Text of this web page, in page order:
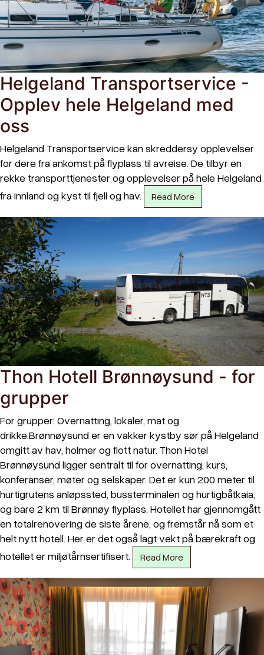
Helgeland Transportservice -
Opplev hele Helgeland med
oss
Helgeland Transportservice kan skreddersy opplevelser
for dere fra ankomst på flyplass til avreise. De tilbyr en
rekke transporttjenester og opplevelser på hele Helgeland
fra innland og kyst til fjell og hav.
Read More
Thon Hotell Brønnøysund - for
grupper
For grupper: Overnatting, lokaler, mat og
drikke.Brønnøysund er en vakker kystby sør på Helgeland
omgitt av hav, holmer og flott natur. Thon Hotel
Brønnøysund ligger sentralt til for overnatting, kurs,
konferanser, møter og selskaper. Det er kun 200 meter til
hurtigrutens anløpssted, bussterminalen og hurtigbåtkaia,
og bare 2 km til Brønnøy flyplass. Hotellet har gjennomgått
en totalrenovering de siste årene, og fremstår nå som et
helt nytt hotell. Her er det også lagt vekt på bærekraft og
hotellet er miljøtårnsertifisert.
Read More